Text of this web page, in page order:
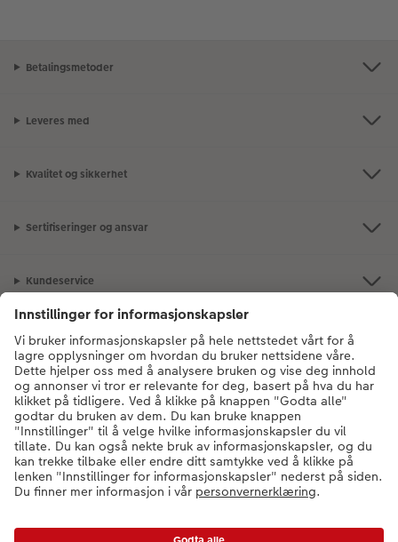
Betalingsmetoder
Leveres med
Kvalitet og sikkerhet
Sertifiseringer og ansvar
Kundeservice
Om CEWE
Bildeprodukter
Andre produkter